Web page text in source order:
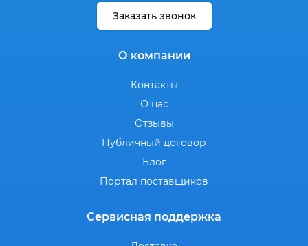
Заказать звонок
О компании
Контакты
О нас
Отзывы
Публичный договор
Блог
Портал поставщиков
Сервисная поддержка